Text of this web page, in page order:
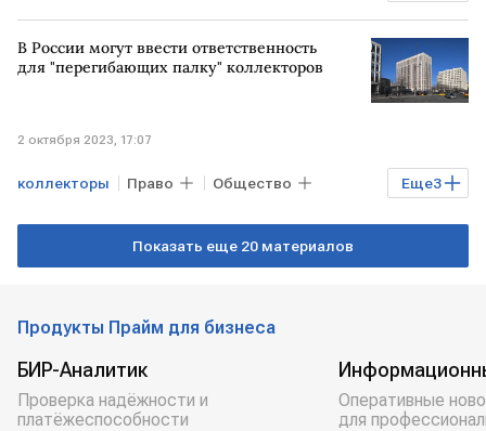
кредитные карты
просроченная задолженность
В России могут ввести ответственность
для "перегибающих палку" коллекторов
2 октября 2023, 17:07
Еще3
коллекторы Право Общество
Финансы Минюст РФ
Показать еще 20 материалов
Продукты Прайм для бизнеса
БИР-Аналитик
Проверка надёжности и
платёжеспособности
Оперативные
для